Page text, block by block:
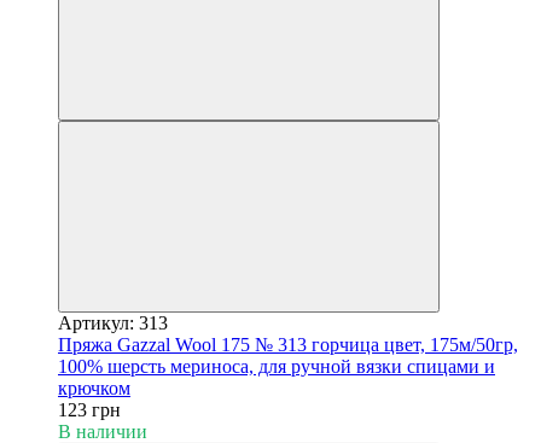
Артикул: 313
Пряжа Gazzal Wool 175 № 313 горчица цвет, 175м/50гр,
100% шерсть мериноса, для ручной вязки спицами и
крючком
123 грн
В наличии